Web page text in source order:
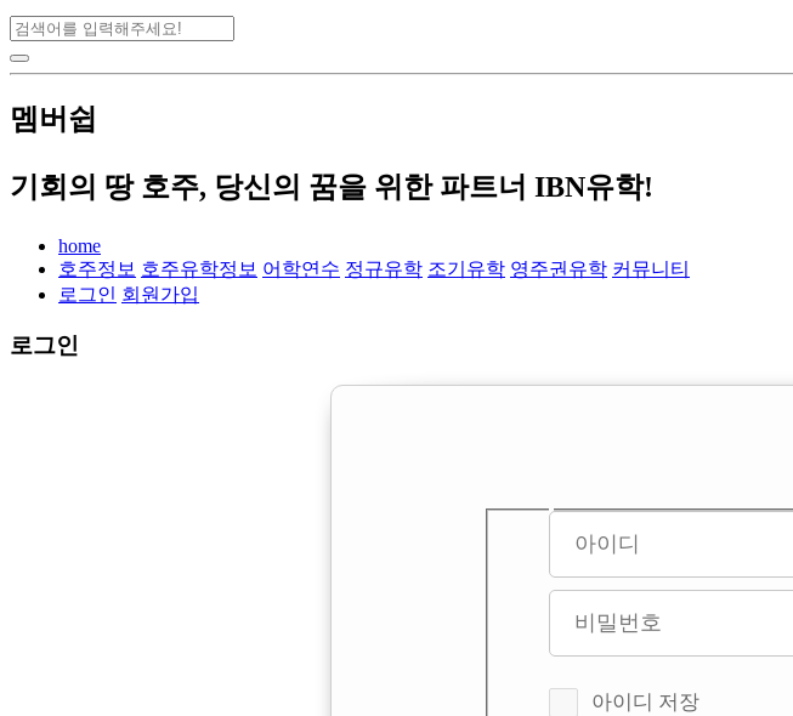
멤버쉽
기회의 땅 호주, 당신의 꿈을 위한 파트너 IBN유학!
home
호주정보 호주유학정보 어학연수 정규유학 조기유학 영주권유학 커뮤니티
로그인 회원가입
로그인
아이디 저장